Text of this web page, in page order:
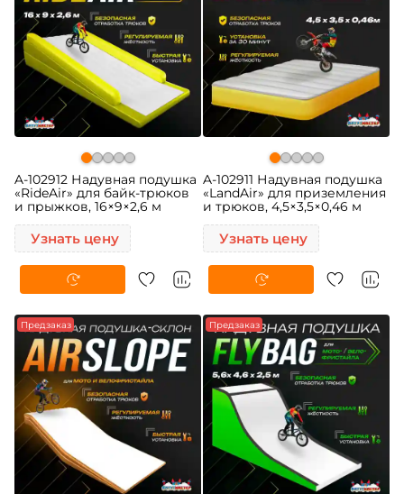
A-102912 Надувная подушка
«RideAir» для байк-трюков
и прыжков, 16×9×2,6 м
Узнать цену
A-102911 Надувная подушка
«LandAir» для приземления
и трюков, 4,5×3,5×0,46 м
Узнать цену
Предзаказ Предзаказ